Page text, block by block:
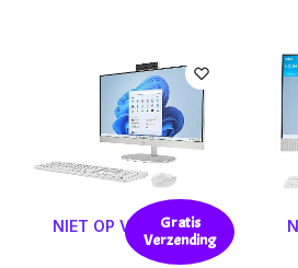
Gratis
Verzending
NIET OP VOORRAAD